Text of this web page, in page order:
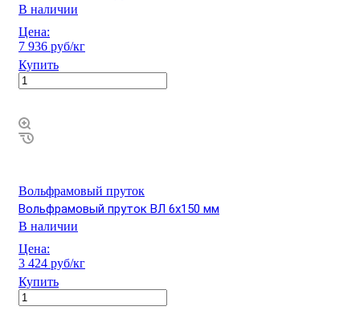
В наличии
Цена:
7 936 руб/кг
Купить
Вольфрамовый пруток
Вольфрамовый пруток ВЛ 6х150 мм
В наличии
Цена:
3 424 руб/кг
Купить